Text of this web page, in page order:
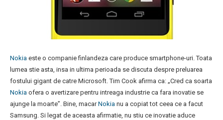
Nokia este o companie finlandeza care produce smartphone-uri. Toata
lumea stie asta, insa in ultima perioada se discuta despre preluarea
fostului gigant de catre Microsoft. Tim Cook afirma ca: „Cred ca soarta
Nokia ofera o avertizare pentru intreaga industrie ca fara inovatie se
ajunge la moarte”. Bine, macarNokia nu a copiat tot ceea ce a facut
Samsung. Si legat de aceasta afirmatie, nu stiu ce inovatie aduce